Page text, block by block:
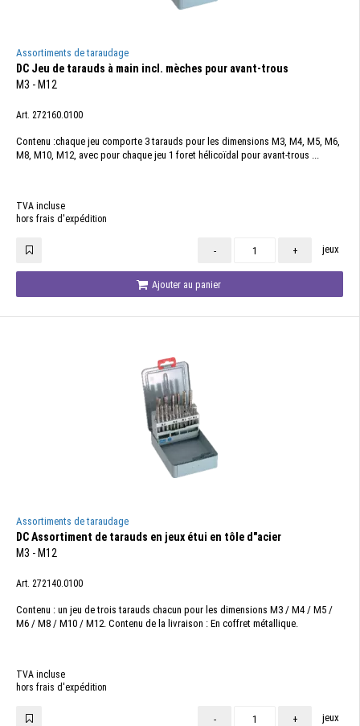
Assortiments de taraudage
DC Jeu de tarauds à main incl. mèches pour avant-trous
M3 - M12
Art. 272160.0100
Contenu :chaque jeu comporte 3 tarauds pour les dimensions M3, M4, M5, M6,
M8, M10, M12, avec pour chaque jeu 1 foret hélicoïdal pour avant-trous ...
TVA incluse
hors frais d'expédition
- + jeux
Ajouter au panier
Assortiments de taraudage
DC Assortiment de tarauds en jeux étui en tôle d"acier
M3 - M12
Art. 272140.0100
Contenu : un jeu de trois tarauds chacun pour les dimensions M3 / M4 / M5 /
M6 / M8 / M10 / M12. Contenu de la livraison : En coffret métallique.
TVA incluse
hors frais d'expédition
- + jeux